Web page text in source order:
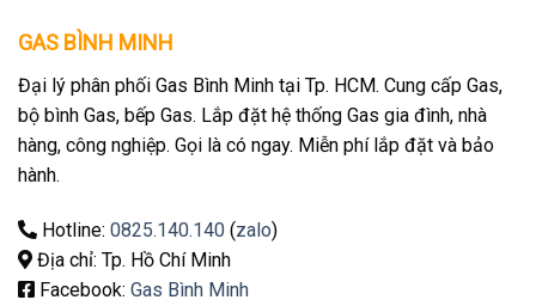
GAS BÌNH MINH
Đại lý phân phối Gas Bình Minh tại Tp. HCM. Cung cấp Gas,
bộ bình Gas, bếp Gas. Lắp đặt hệ thống Gas gia đình, nhà
hàng, công nghiệp. Gọi là có ngay. Miễn phí lắp đặt và bảo
hành.
Hotline: 0825.140.140 (zalo)
Địa chỉ: Tp. Hồ Chí Minh
Facebook: Gas Bình Minh